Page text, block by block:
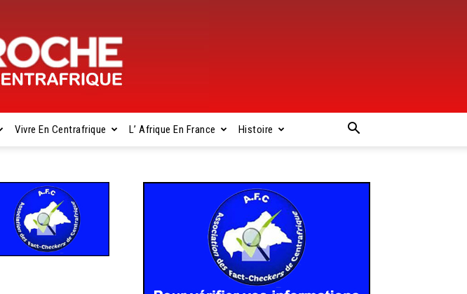
Centrafrique
Vivre En Centrafrique L’ Afrique En France Histoire